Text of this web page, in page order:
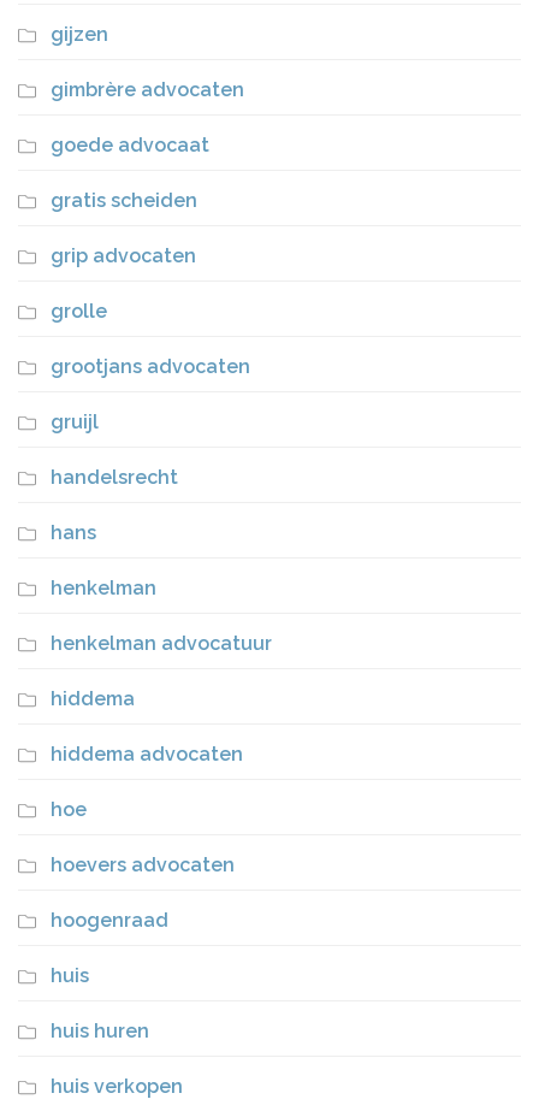
gijzen
gimbrère advocaten
goede advocaat
gratis scheiden
grip advocaten
grolle
grootjans advocaten
gruijl
handelsrecht
hans
henkelman
henkelman advocatuur
hiddema
hiddema advocaten
hoe
hoevers advocaten
hoogenraad
huis
huis huren
huis verkopen